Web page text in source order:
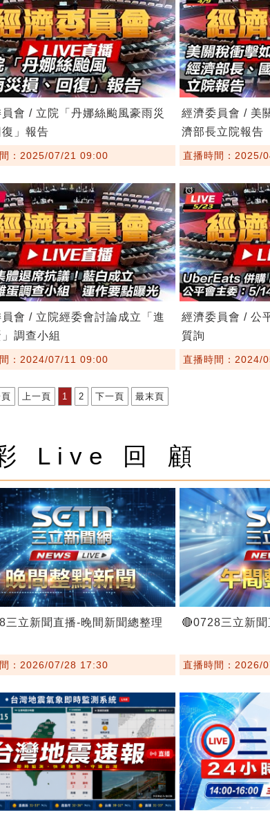
會 / 立院「丹娜絲颱風豪雨災
」報告
：2025/07/21 09:00
經濟委員會 / 美
濟部長立院報告
直播時間：2025/
會 / 立院經委會討論成立「進
調查小組
：2024/07/11 09:00
經濟委員會 / 公
質詢
直播時間：2024/
上一頁 1 2 下一頁 最末頁
Live 回 顧
三立新聞直播-晚間新聞總整理
：2026/07/28 17:30
🔴0728三立新
直播時間：2026/